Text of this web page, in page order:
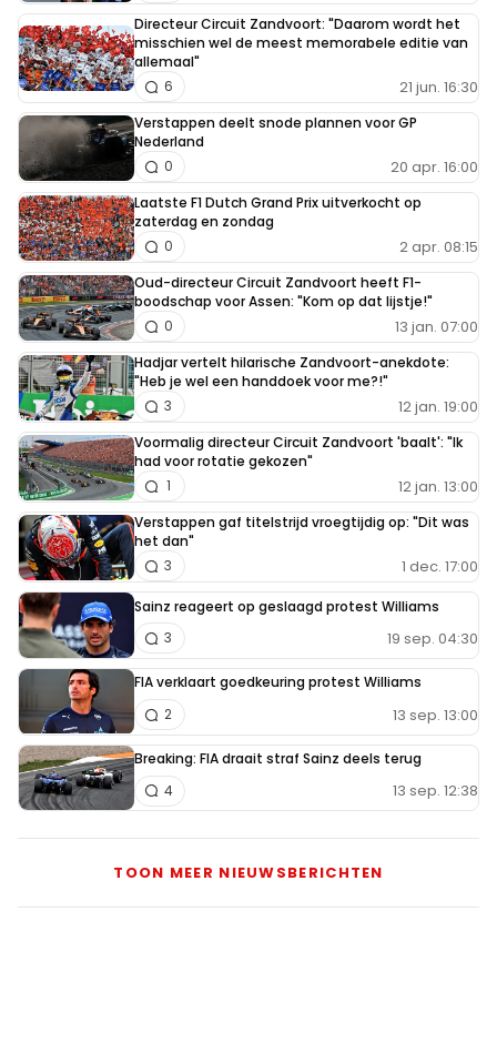
Directeur Circuit Zandvoort: "Daarom wordt het
misschien wel de meest memorabele editie van
allemaal"
21 jun. 16:30
6
Verstappen deelt snode plannen voor GP
Nederland
20 apr. 16:00
0
Laatste F1 Dutch Grand Prix uitverkocht op
zaterdag en zondag
2 apr. 08:15
0
Oud-directeur Circuit Zandvoort heeft F1-
boodschap voor Assen: "Kom op dat lijstje!"
13 jan. 07:00
0
Hadjar vertelt hilarische Zandvoort-anekdote:
"Heb je wel een handdoek voor me?!"
12 jan. 19:00
3
Voormalig directeur Circuit Zandvoort 'baalt': "Ik
had voor rotatie gekozen"
12 jan. 13:00
1
Verstappen gaf titelstrijd vroegtijdig op: "Dit was
het dan"
1 dec. 17:00
3
Sainz reageert op geslaagd protest Williams
19 sep. 04:30
3
FIA verklaart goedkeuring protest Williams
13 sep. 13:00
2
Breaking: FIA draait straf Sainz deels terug
13 sep. 12:38
4
TOON MEER NIEUWSBERICHTEN